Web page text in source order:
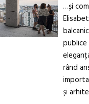
…și
publice
rând
și